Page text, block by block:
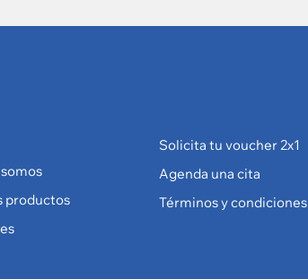
productos
Solicita tu voucher 2x1
Agenda una cita
Términos y condiciones